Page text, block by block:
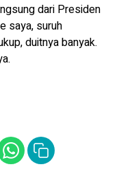
dari Presiden
saya, suruh
duitnya banyak.